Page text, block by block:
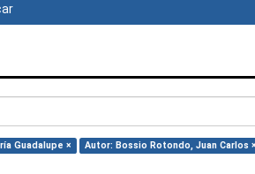
Guadalupe ×
Autor: Bossio Rotondo, Juan Carlos ×